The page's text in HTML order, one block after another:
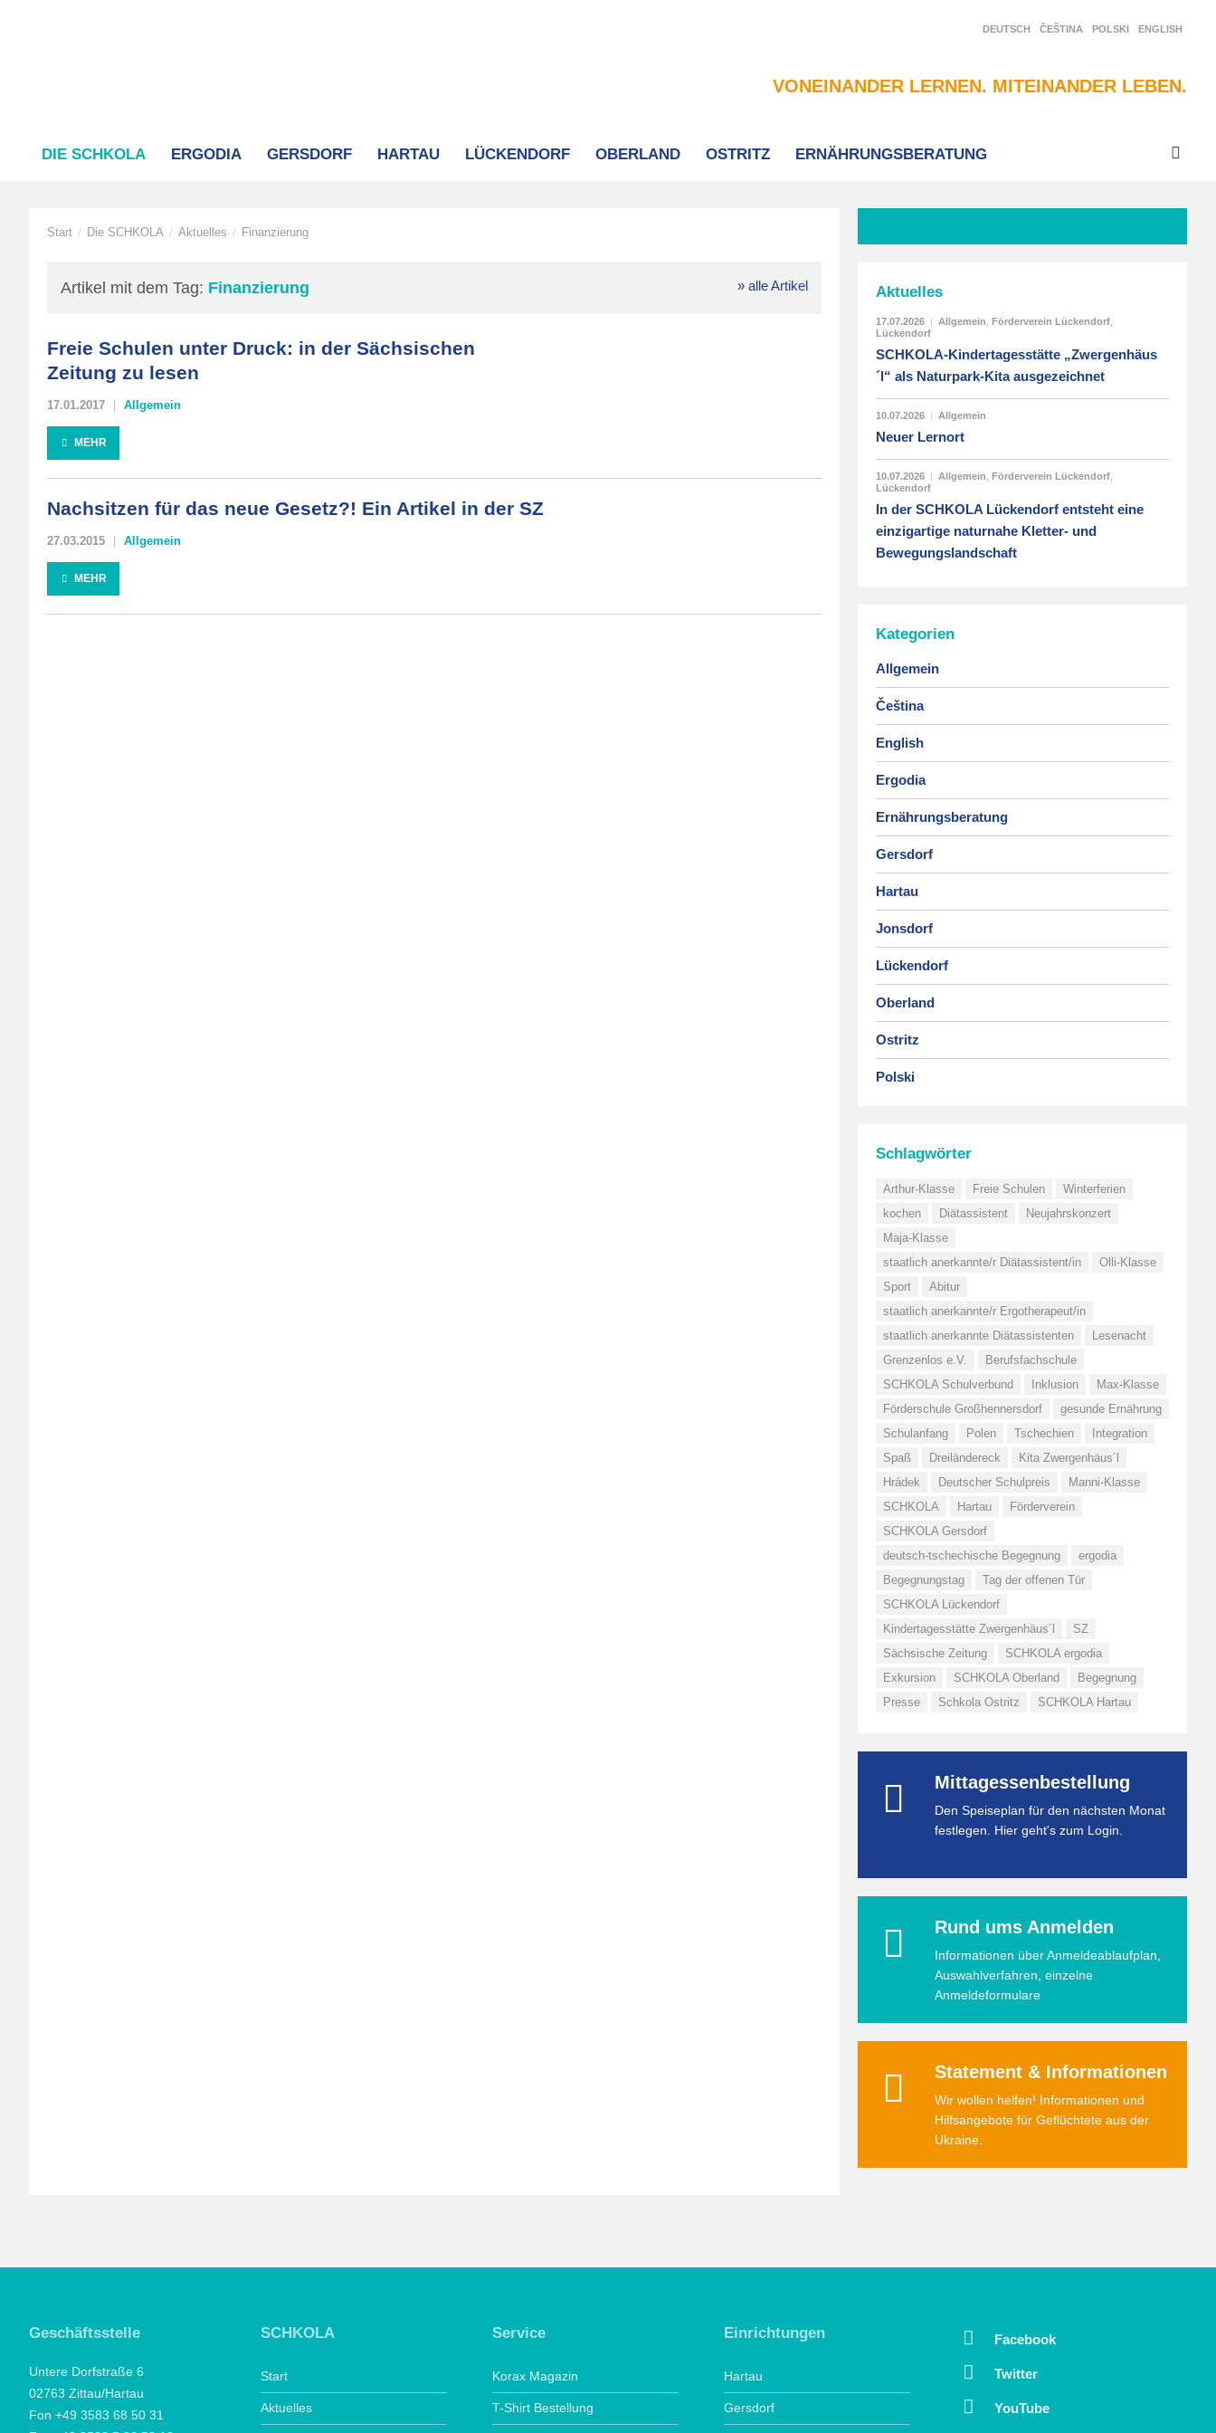
DEUTSCH ČEŠTINA POLSKI ENGLISH
VONEINANDER LERNEN. MITEINANDER LEBEN.
DIE SCHKOLA ERGODIA GERSDORF HARTAU LÜCKENDORF OBERLAND OSTRITZ ERNÄHRUNGSBERATUNG
Start / Die SCHKOLA / Aktuelles / Finanzierung
Artikel mit dem Tag: Finanzierung » alle Artikel
Freie Schulen unter Druck: in der Sächsischen
Zeitung zu lesen
17.01.2017 Allgemein
MEHR
Nachsitzen für das neue Gesetz?! Ein Artikel in der SZ
27.03.2015 Allgemein
MEHR
Aktuelles
17.07.2026 | Allgemein Förderverein Lückendorf
Lückendorf
SCHKOLA-Kindertagesstätte „Zwergenhäus
´l“ als Naturpark-Kita ausgezeichnet
10.07.2026 | Allgemein
Neuer Lernort
10.07.2026 | Allgemein Förderverein Lückendorf
Lückendorf
In der SCHKOLA Lückendorf entsteht eine
einzigartige naturnahe Kletter- und
Bewegungslandschaft
Kategorien
Allgemein
Čeština
English
Ergodia
Ernährungsberatung
Gersdorf
Hartau
Jonsdorf
Lückendorf
Oberland
Ostritz
Polski
Schlagwörter
Arthur-Klasse Freie Schulen
Winterferien
kochen
Diätassistent
Neujahrskonzert
Maja-Klasse
staatlich anerkannte/r Diätassistent/in
Olli-Klasse
Sport
Abitur
staatlich anerkannte/r Ergotherapeut/in
staatlich anerkannte Diätassistenten
Lesenacht
Grenzenlos e.V.
Berufsfachschule
SCHKOLA Schulverbund
Inklusion
Max-Klasse
Förderschule Großhennersdorf
gesunde Ernährung
Schulanfang
Polen Tschechien
Integration
Spaß
Dreiländereck
Kita Zwergenhäus´l
Hrádek
Deutscher Schulpreis
Manni-Klasse
SCHKOLA
Hartau
Förderverein
SCHKOLA Gersdorf
deutsch-tschechische Begegnung
ergodia
Begegnungstag
Tag der offenen Tür
SCHKOLA Lückendorf
Kindertagesstätte Zwergenhäus´l
SZ
Sächsische Zeitung
SCHKOLA ergodia
Exkursion
SCHKOLA Oberland
Begegnung
Presse
Schkola Ostritz SCHKOLA Hartau
Mittagessenbestellung
Den Speiseplan für den nächsten Monat
festlegen. Hier geht's zum Login.
Rund ums Anmelden
Informationen über Anmeldeablaufplan,
Auswahlverfahren, einzelne
Anmeldeformulare
Statement & Informationen
Wir wollen helfen! Informationen und
Hilfsangebote für Geflüchtete aus der
Ukraine.
Geschäftsstelle
Untere Dorfstraße 6
02763 Zittau/Hartau
Fon +49 3583 68 50 31
SCHKOLA
Start
Aktuelles
Service
Korax Magazin
T-Shirt Bestellung
Einrichtungen
Hartau
Gersdorf
Facebook
Twitter
YouTube